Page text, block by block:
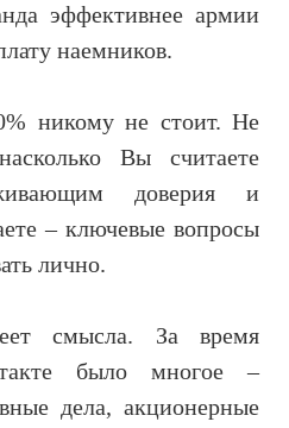
эффективнее армии
наемников.
никому не стоит. Не
Вы считаете
доверия и
– ключевые вопросы
лично.
смысла. За время
было многое –
дела, акционерные